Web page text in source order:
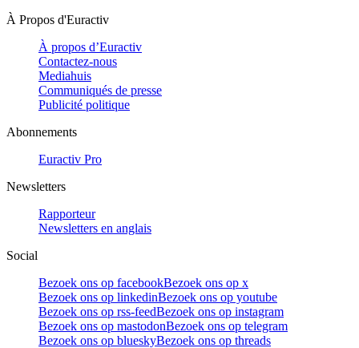
À Propos d'Euractiv
À propos d’Euractiv
Contactez-nous
Mediahuis
Communiqués de presse
Publicité politique
Abonnements
Euractiv Pro
Newsletters
Rapporteur
Newsletters en anglais
Social
Bezoek ons op facebookBezoek ons op x
Bezoek ons op linkedinBezoek ons op youtube
Bezoek ons op rss-feedBezoek ons op instagram
Bezoek ons op mastodonBezoek ons op telegram
Bezoek ons op blueskyBezoek ons op threads